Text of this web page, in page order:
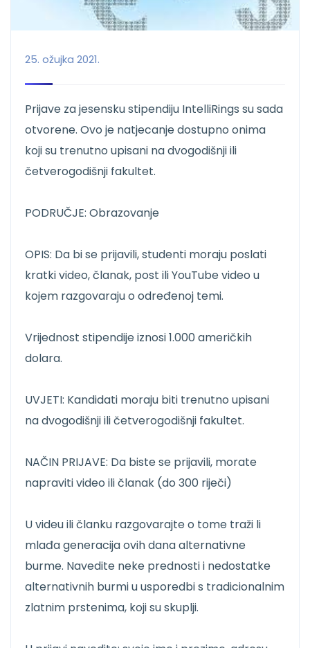
25. ožujka 2021.
Prijave za jesensku stipendiju IntelliRings su sada
otvorene. Ovo je natjecanje dostupno onima
koji su trenutno upisani na dvogodišnji ili
četverogodišnji fakultet.
PODRUČJE: Obrazovanje
OPIS: Da bi se prijavili, studenti moraju poslati
kratki video, članak, post ili YouTube video u
kojem razgovaraju o određenoj temi.
Vrijednost stipendije iznosi 1.000 američkih
dolara.
UVJETI: Kandidati moraju biti trenutno upisani
na dvogodišnji ili četverogodišnji fakultet.
NAČIN PRIJAVE: Da biste se prijavili, morate
napraviti video ili članak (do 300 riječi)
U videu ili članku razgovarajte o tome traži li
mlađa generacija ovih dana alternativne
burme. Navedite neke prednosti i nedostatke
alternativnih burmi u usporedbi s tradicionalnim
zlatnim prstenima, koji su skuplji.